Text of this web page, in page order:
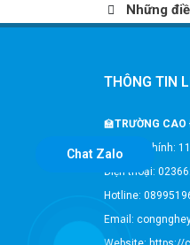
Những
THÔNG TIN
🏫TRƯỜNG CAO
🎗️Trụ sở chính:
Điện thoại:
Hotline:
Email:
Chat Zalo